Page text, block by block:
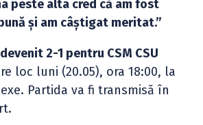
peste alta cred că am fost
și am câștigat meritat.”
2-1 pentru CSM CSU
loc luni (20.05), ora 18:00, la
Partida va fi transmisă în